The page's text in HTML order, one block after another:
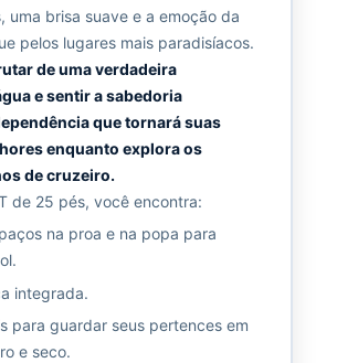
uma brisa suave e a emoção da
pelos lugares mais paradisíacos.
de uma verdadeira
e sentir a sabedoria
que tornará suas
enquanto explora os
de cruzeiro.
de 25 pés, você encontra:
na proa e na popa para
integrada.
para guardar seus pertences em
e seco.